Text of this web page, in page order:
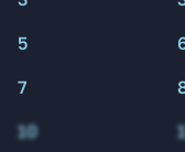
5
7
10